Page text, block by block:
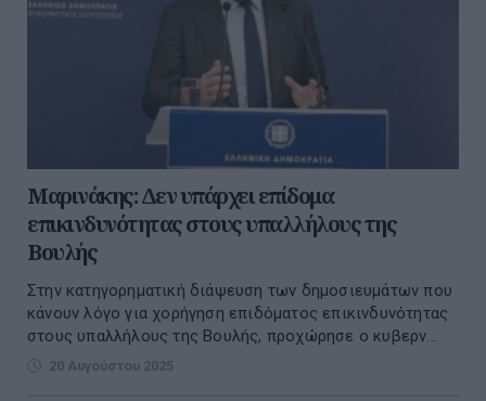
Μαρινάκης: Δεν υπάρχει επίδομα
επικινδυνότητας στους υπαλλήλους της
Βουλής
Στην κατηγορηματική διάψευση των δημοσιευμάτων που
κάνουν λόγο για χορήγηση επιδόματος επικινδυνότητας
στους υπαλλήλους της Βουλής, προχώρησε ο κυβερν...
20 Αυγούστου 2025